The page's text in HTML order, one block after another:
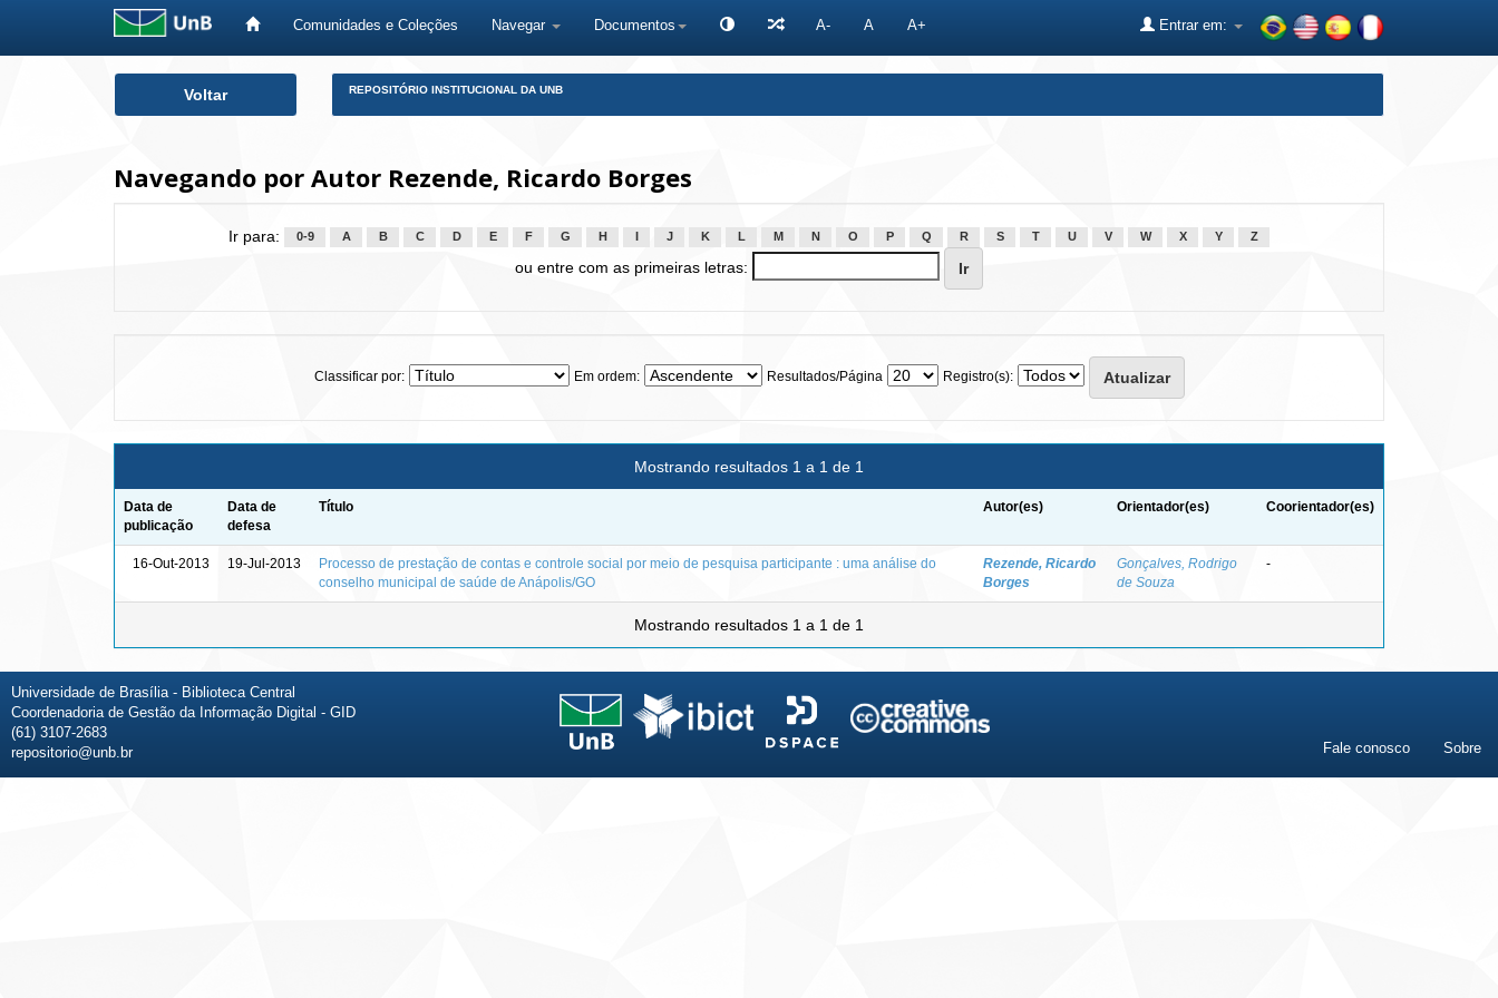
Comunidades e Coleções Navegar Documentos A- A A+ Entrar em:
Voltar REPOSITÓRIO INSTITUCIONAL DA UNB
Navegando por Autor Rezende, Ricardo Borges
Ir para: 0-9 A B C D E F G H J K L M N O P Q R S T U V W X Y Z
ou entre com as primeiras letras:
Classificar por: Em ordem: Resultados/Página Registro(s):
Mostrando resultados 1 a 1 de 1
Data de
publicação
Data de
defesa
Título Autor(es) Orientador(es) Coorientador(es)
16-Out-2013 19-Jul-2013
Processo de prestação de contas e controle social por meio de pesquisa participante : uma análise do
conselho municipal de saúde de Anápolis/GO
Rezende, Ricardo
Borges
Gonçalves, Rodrigo
de Souza
-
Mostrando resultados 1 a 1 de 1
Universidade de Brasília - Biblioteca Central
Coordenadoria de Gestão da Informação Digital - GID
(61) 3107-2683
repositorio@unb.br
Fale conosco Sobre